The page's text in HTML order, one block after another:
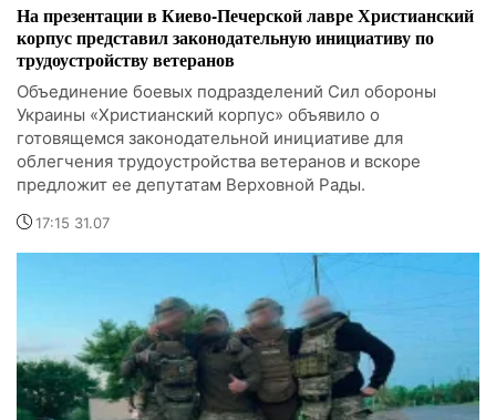
На презентации в Киево-Печерской лавре Христианский
корпус представил законодательную инициативу по
трудоустройству ветеранов
Объединение боевых подразделений Сил обороны
Украины «Христианский корпус» объявило о
готовящемся законодательной инициативе для
облегчения трудоустройства ветеранов и вскоре
предложит ее депутатам Верховной Рады.
17:15 31.07